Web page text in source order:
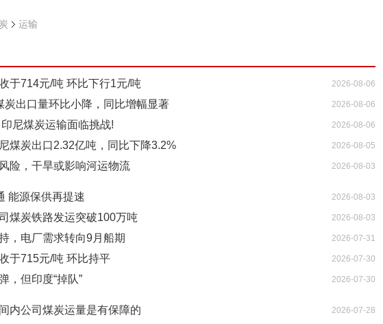
运输
2026-08-06
于714元/吨 环比下行1元/吨
2026-08-06
炭出口量环比小降，同比增幅显著
2026-08-06
尼煤炭运输面临挑战!
2026-08-05
煤炭出口2.32亿吨，同比下降3.2%
2026-08-03
险，干旱或影响河运物流
2026-08-03
能源保供再提速
2026-08-03
煤炭铁路发运突破100万吨
2026-07-31
，电厂需求转向9月船期
2026-07-30
于715元/吨 环比持平
2026-07-30
，但印度“掉队”
2026-07-28
内公司煤炭运量是有保障的